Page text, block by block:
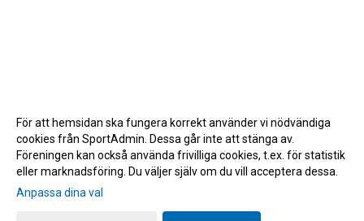
Gå till Webbversion
För att hemsidan ska fungera korrekt använder vi nödvändiga
cookies från SportAdmin. Dessa går inte att stänga av.
Föreningen kan också använda frivilliga cookies, t.ex. för statistik
eller marknadsföring. Du väljer själv om du vill acceptera dessa.
Anpassa dina val